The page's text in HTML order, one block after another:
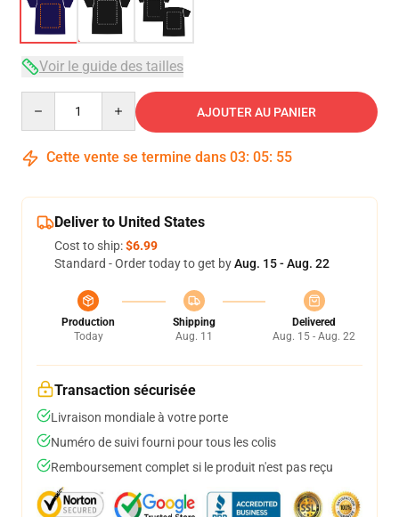
Voir le guide des tailles
AJOUTER AU PANIER
Cette vente se termine dans 03: 05: 54
Deliver to United States
Cost to ship:$6.99
Standard - Order today to get byAug. 15 - Aug. 22
Production
Today
Shipping
Aug. 11
Delivered
Aug. 15 - Aug. 22
Transaction sécurisée
Livraison mondiale à votre porte
Numéro de suivi fourni pour tous les colis
Remboursement complet si le produit n'est pas reçu